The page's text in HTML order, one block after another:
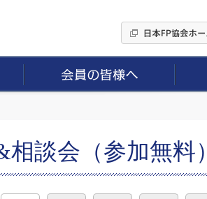
談会（参加無料）